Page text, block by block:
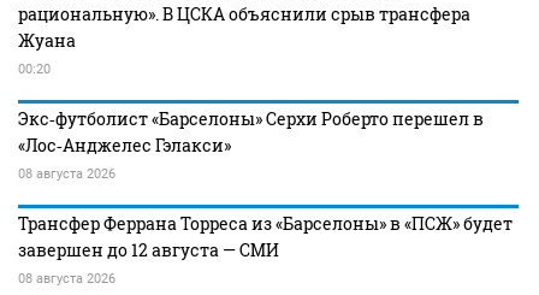
рациональную». В ЦСКА объяснили срыв трансфера
Жуана
00:20
Экс‑футболист «Барселоны» Серхи Роберто перешел в
«Лос‑Анджелес Гэлакси»
08 августа 2026
Трансфер Феррана Торреса из «Барселоны» в «ПСЖ» будет
завершен до 12 августа — СМИ
08 августа 2026